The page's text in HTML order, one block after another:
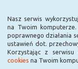
Nasz serwis
na Twoim
poprawnego działania
ustawień dot.
Korzystając z serwisu
cookies na Twoim